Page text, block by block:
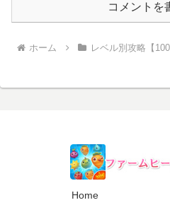
コメントを
ホーム レベル別攻略【
Home